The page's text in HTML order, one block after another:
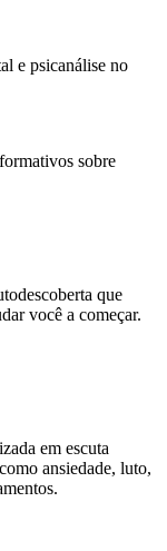
e psicanálise no
sobre
que
você a começar.
em escuta
ansiedade, luto,